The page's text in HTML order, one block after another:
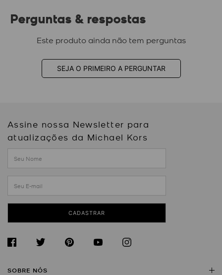
Perguntas & respostas
Este produto ainda não tem perguntas
SEJA O PRIMEIRO A PERGUNTAR
Assine nossa Newsletter para
atualizações da Michael Kors
CADASTRAR
SOBRE NÓS